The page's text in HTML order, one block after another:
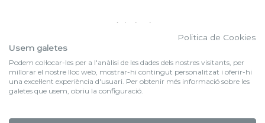
Aviso legal
By 100X100NET
f (NEWSLETTER)
Politica de Cookies
Usem galetes
Podem col·locar-les per a l'anàlisi de les dades dels nostres visitants, per
millorar el nostre lloc web, mostrar-hi contingut personalitzat i oferir-hi
una excel·lent experiència d'usuari. Per obtenir més informació sobre les
galetes que usem, obriu la configuració.